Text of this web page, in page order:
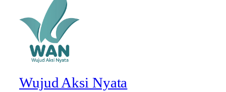
Wujud Aksi Nyata